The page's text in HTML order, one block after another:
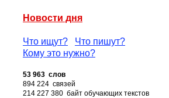
Новости дня
Что ищут?
Что пишут?
Кому это нужно?
53 963 слов
894 224 связей
214 227 380 байт обучающих текстов